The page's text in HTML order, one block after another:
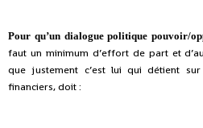
Pour qu’un dialogue politique pouvoir/
faut un minimum d’effort de part et
que justement c’est lui qui détient
financiers, doit :